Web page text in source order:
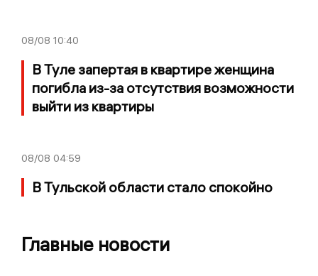
08/08 10:40
В Туле запертая в квартире женщина
погибла из-за отсутствия возможности
выйти из квартиры
08/08 04:59
В Тульской области стало спокойно
Главные новости